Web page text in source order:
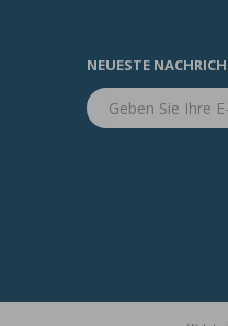
NEUESTE